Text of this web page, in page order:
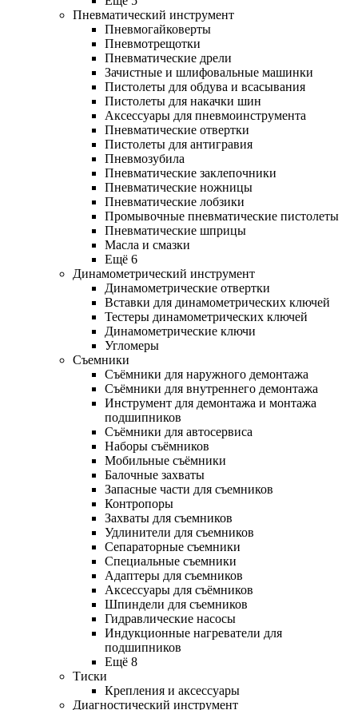
Пневматический инструмент
Пневмогайковерты
Пневмотрещотки
Пневматические дрели
Зачистные и шлифовальные машинки
Пистолеты для обдува и всасывания
Пистолеты для накачки шин
Аксессуары для пневмоинструмента
Пневматические отвертки
Пистолеты для антигравия
Пневмозубила
Пневматические заклепочники
Пневматические ножницы
Пневматические лобзики
Промывочные пневматические пистолеты
Пневматические шприцы
Масла и смазки
Ещё 6
Динамометрический инструмент
Динамометрические отвертки
Вставки для динамометрических ключей
Тестеры динамометрических ключей
Динамометрические ключи
Угломеры
Съемники
Съёмники для наружного демонтажа
Съёмники для внутреннего демонтажа
Инструмент для демонтажа и монтажа
подшипников
Съёмники для автосервиса
Наборы съёмников
Мобильные съёмники
Балочные захваты
Запасные части для съемников
Контропоры
Захваты для съемников
Удлинители для съемников
Сепараторные съемники
Специальные съемники
Адаптеры для съемников
Аксессуары для съёмников
Шпиндели для съемников
Гидравлические насосы
Индукционные нагреватели для
подшипников
Ещё 8
Тиски
Крепления и аксессуары
Диагностический инструмент